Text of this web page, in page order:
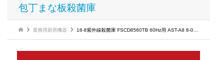
包丁まな板殺菌庫
業務用厨房機器 18-8紫外線殺菌庫 FSCD8560TB 60Hz用 AST-A8 8-0374-0228